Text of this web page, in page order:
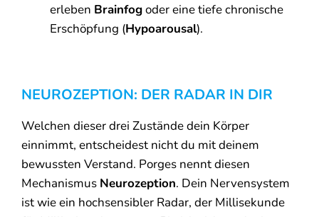
erleben Brainfogoder eine tiefe chronische
Erschöpfung (Hypoarousal).
NEUROZEPTION: DER RADAR IN DIR
Welchen dieser drei Zustände dein Körper
einnimmt, entscheidest nicht du mit deinem
bewussten Verstand. Porges nennt diesen
Mechanismus Neurozeption. Dein Nervensystem
ist wie ein hochsensibler Radar, der Millisekunde